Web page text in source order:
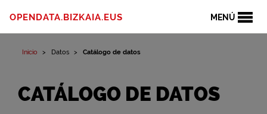
MENÚ
OPENDATA.BIZKAIA.EUS
Inicio Datos Catálogo de datos
CATÁLOGO DE DATOS